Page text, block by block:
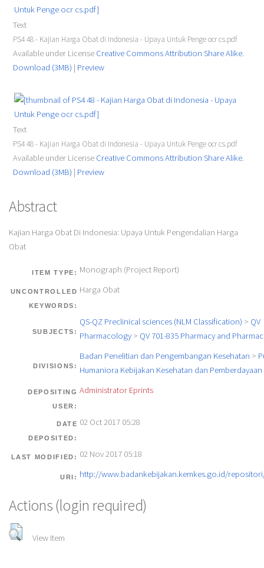
Text
PS4 48 - Kajian Harga Obat di Indonesia - Upaya Untuk Penge ocr cs.pdf
Available under License Creative Commons Attribution Share Alike.
Download (3MB) | Preview
Text
PS4 48 - Kajian Harga Obat di Indonesia - Upaya Untuk Penge ocr cs.pdf
Available under License Creative Commons Attribution Share Alike.
Download (3MB) | Preview
Abstract
Kajian Harga Obat Di Indonesia: Upaya Untuk Pengendalian Harga
Obat
ITEM TYPE: Monograph (Project Report)
UNCONTROLLED
KEYWORDS:
Harga Obat
SUBJECTS:
QS-QZ Preclinical sciences (NLM Classification) > QV
Pharmacology> QV 701-835 Pharmacy and
DIVISIONS:
Badan Penelitian dan Pengembangan Kesehatan >
Humaniora Kebijakan Kesehatan dan Pemberdayaan
DEPOSITING
USER:
Administrator Eprints
DATE
DEPOSITED:
02 Oct 2017 05:28
LAST MODIFIED: 02 Nov 2017 05:18
URI: http://www.badankebijakan.kemkes.go.id/
Actions (login required)
View Item